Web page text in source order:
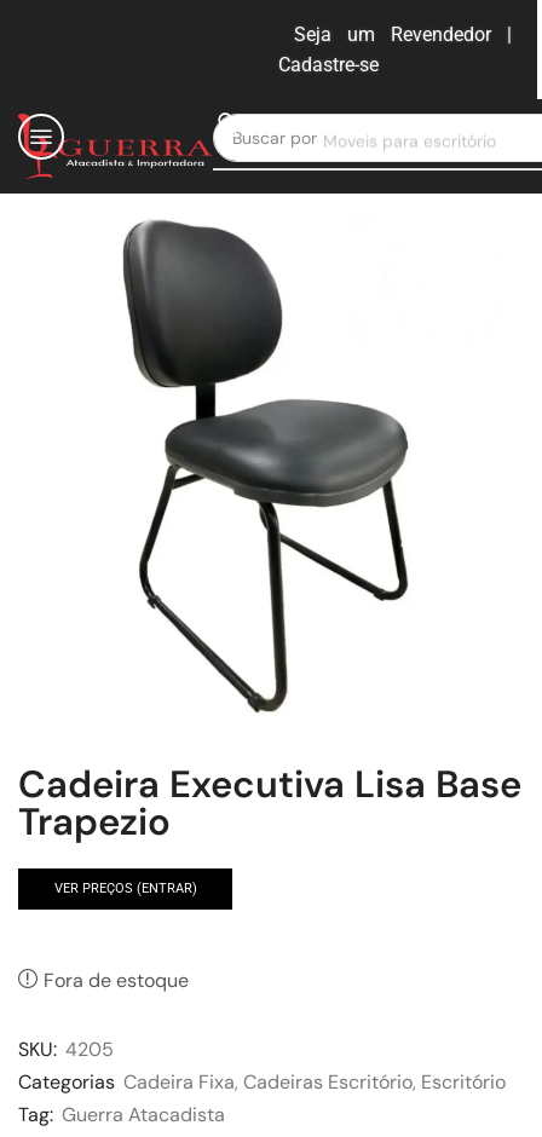
Seja um Revendedor |
Cadastre-se
Buscar por Moveis para escritório
Cadeira Executiva Lisa Base
Trapezio
VER PREÇOS (ENTRAR)
Fora de estoque
SKU: 4205
Categorias Cadeira Fixa, Cadeiras Escritório, Escritório
Tag: Guerra Atacadista